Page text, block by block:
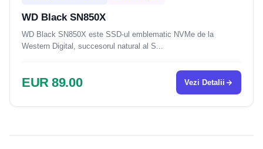
WD Black SN850X
WD Black SN850X este SSD-ul emblematic NVMe de la
Western Digital, succesorul natural al S...
EUR 89.00 Vezi Detalii